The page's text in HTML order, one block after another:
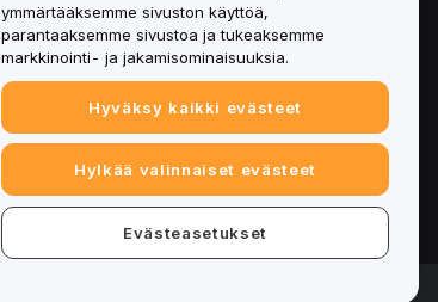
Crypto-Asset White Papers
ymmärtääksemme sivuston käyttöä,
parantaaksemme sivustoa ja tukeaksemme
markkinointi- ja jakamisominaisuuksia.
Hyväksy kaikki evästeet
Hylkää valinnaiset evästeet
Evästeasetukset